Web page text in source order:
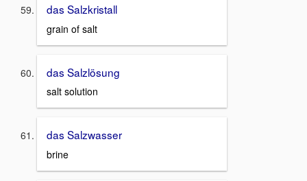
das Salzkristall
grain of salt
das Salzlösung
salt solution
das Salzwasser
brine